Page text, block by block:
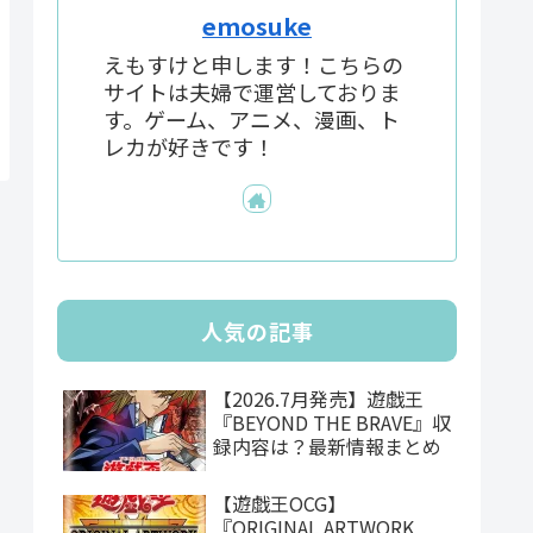
emosuke
えもすけと申します！こちらの
サイトは夫婦で運営しておりま
す。ゲーム、アニメ、漫画、ト
レカが好きです！
人気の記事
【2026.7月発売】遊戯王
『BEYOND THE BRAVE』収
録内容は？最新情報まとめ
【遊戯王OCG】